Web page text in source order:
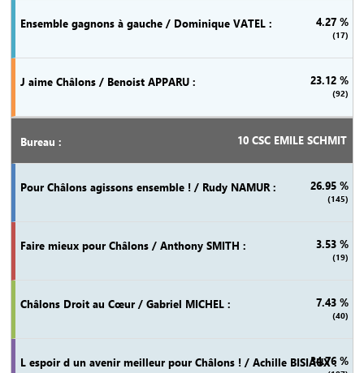
4.27 %
(17)
23.12 %
(92)
10 CSC EMILE SCHMIT
26.95 %
(145)
3.53 %
(19)
7.43 %
(40)
34.76 %